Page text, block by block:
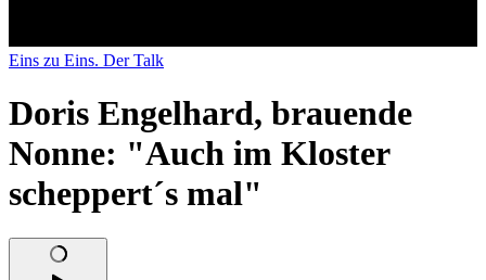
Eins zu Eins. Der Talk
Doris Engelhard, brauende
Nonne: "Auch im Kloster
scheppert´s mal"